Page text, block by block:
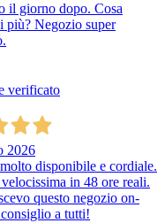
il giorno dopo. Cosa
più? Negozio super
verificato
2026
disponibile e cordiale.
in 48 ore reali.
questo negozio on-
a tutti!